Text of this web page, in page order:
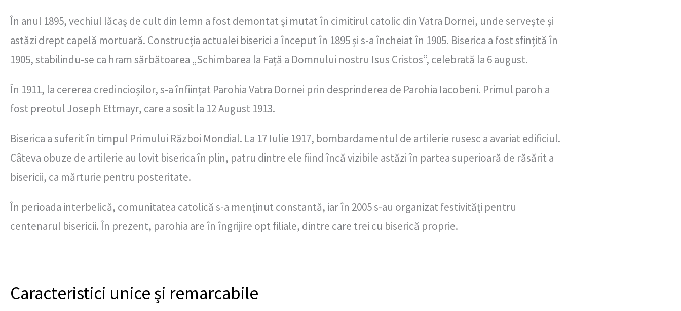
În anul 1895, vechiul lăcaș de cult din lemn a fost demontat și mutat în cimitirul catolic din Vatra Dornei, unde servește și
astăzi drept capelă mortuară. Construcția actualei biserici a început în 1895 și s-a încheiat în 1905. Biserica a fost sfințită în
1905, stabilindu-se ca hram sărbătoarea „Schimbarea la Față a Domnului nostru Isus Cristos”, celebrată la 6 august.
În 1911, la cererea credincioșilor, s-a înființat Parohia Vatra Dornei prin desprinderea de Parohia Iacobeni. Primul paroh a
fost preotul Joseph Ettmayr, care a sosit la 12 August 1913.
Biserica a suferit în timpul Primului Război Mondial. La 17 Iulie 1917, bombardamentul de artilerie rusesc a avariat edificiul.
Câteva obuze de artilerie au lovit biserica în plin, patru dintre ele fiind încă vizibile astăzi în partea superioară de răsărit a
bisericii, ca mărturie pentru posteritate.
În perioada interbelică, comunitatea catolică s-a menținut constantă, iar în 2005 s-au organizat festivități pentru
centenarul bisericii. În prezent, parohia are în îngrijire opt filiale, dintre care trei cu biserică proprie.
Caracteristici unice și remarcabile